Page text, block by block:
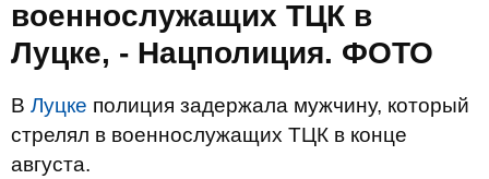
военнослужащих ТЦК в
Луцке, - Нацполиция. ФОТО
В Луцке полиция задержала мужчину, который
стрелял в военнослужащих ТЦК в конце
августа.